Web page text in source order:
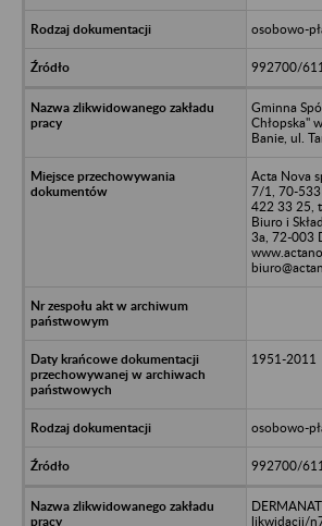
osobowo-
992700/
Gminna
Chłopska"
Banie, ul.
Acta Nova
7/1, 70-533
422 33 25,
Biuro i
3a, 72-003
1951-2011
osobowo-
992700/
likwidacji/